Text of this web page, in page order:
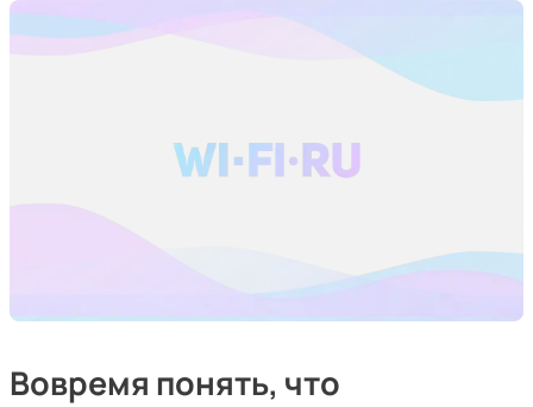
Вовремя понять, что